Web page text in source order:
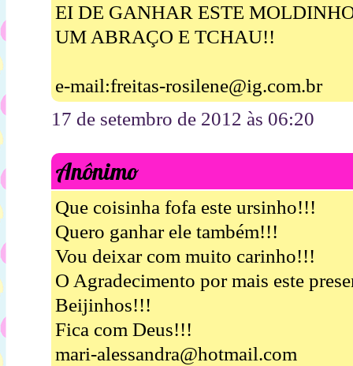
EI DE GANHAR ESTE
UM ABRAÇO E TCHAU!!
e-mail:freitas-rosilene@ig.com.br
17 de setembro de 2012 às 06:20
Anônimo
Que coisinha fofa este ursinho!!!
Quero ganhar ele também!!!
Vou deixar com muito carinho!!!
O Agradecimento por mais este
Beijinhos!!!
Fica com Deus!!!
mari-alessandra@hotmail.com